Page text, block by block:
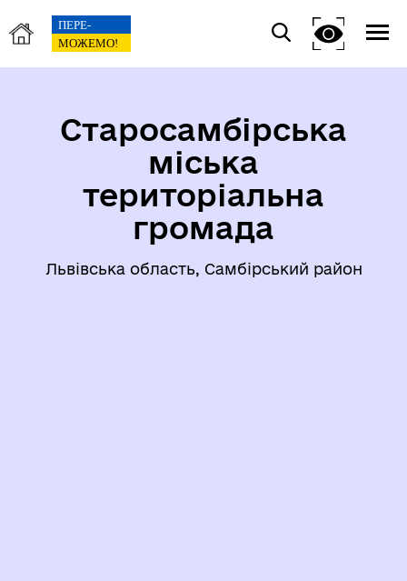
Старосамбірська
міська
територіальна
громада
Львівська область, Самбірський район